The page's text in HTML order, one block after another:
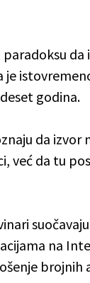
godina.
da izvor
već da tu
na